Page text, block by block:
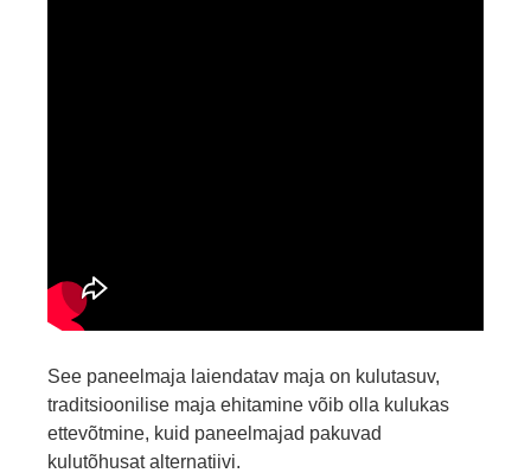
See paneelmaja laiendatav maja on kulutasuv,
traditsioonilise maja ehitamine võib olla kulukas
ettevõtmine, kuid paneelmajad pakuvad
kulutõhusat alternatiivi.